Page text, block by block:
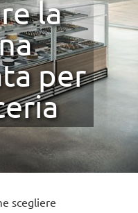
la
per
scegliere